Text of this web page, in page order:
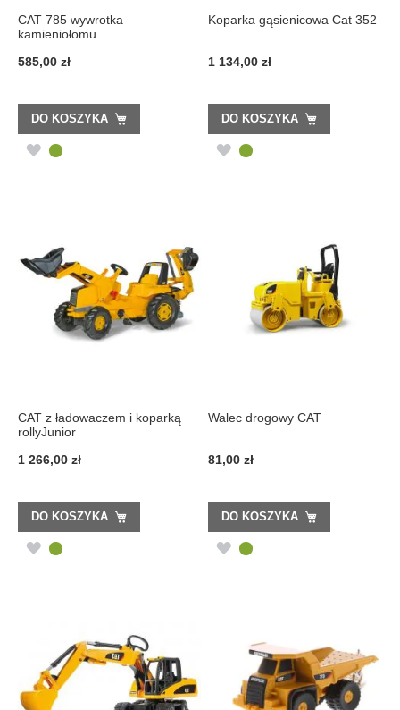
CAT 785 wywrotka
kamieniołomu
585,00 zł
DO KOSZYKA
DODAJ
Koparka gąsienicowa Cat 352
1 134,00 zł
DO KOSZYKA
DODAJ
CAT z ładowaczem i koparką
rollyJunior
1 266,00 zł
DO KOSZYKA
DODAJ
ŻYCZEŃ
Walec drogowy CAT
81,00 zł
DO KOSZYKA
DODAJ
ŻYCZEŃ